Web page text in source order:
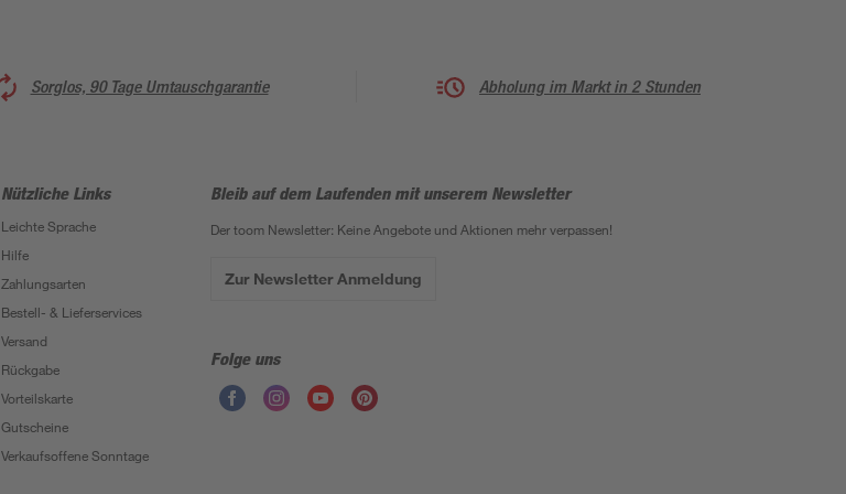
Sorglos, 90 Tage Umtauschgarantie Abholung im Markt in 2 Stunden
Nützliche Links
Leichte Sprache
Hilfe
Zahlungsarten
Bestell- & Lieferservices
Versand
Rückgabe
Vorteilskarte
Gutscheine
Verkaufsoffene Sonntage
Bleib auf dem Laufenden mit unserem Newsletter
Der toom Newsletter: Keine Angebote und Aktionen mehr verpassen!
Zur Newsletter Anmeldung
Folge uns